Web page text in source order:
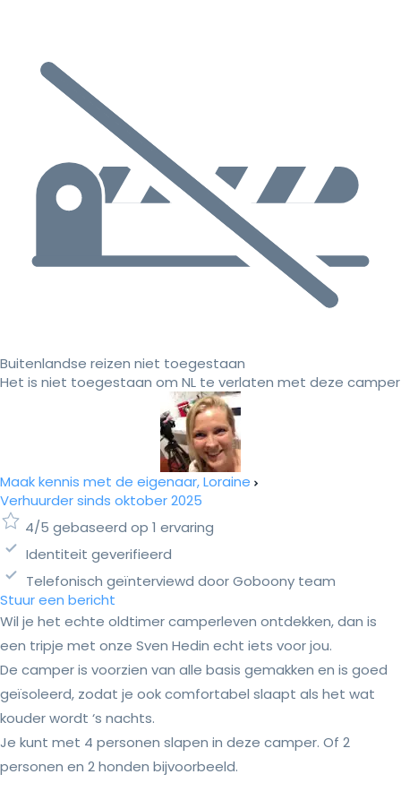
Buitenlandse reizen niet toegestaan
Het is niet toegestaan om NL te verlaten met deze camper
Maak kennis met de eigenaar, Loraine
Verhuurder sinds oktober 2025
4/5 gebaseerd op 1 ervaring
Identiteit geverifieerd
Telefonisch geïnterviewd door Goboony team
Stuur een bericht
Wil je het echte oldtimer camperleven ontdekken, dan is
een tripje met onze Sven Hedin echt iets voor jou.
De camper is voorzien van alle basis gemakken en is goed
geïsoleerd, zodat je ook comfortabel slaapt als het wat
kouder wordt ‘s nachts.
Je kunt met 4 personen slapen in deze camper. Of 2
personen en 2 honden bijvoorbeeld.